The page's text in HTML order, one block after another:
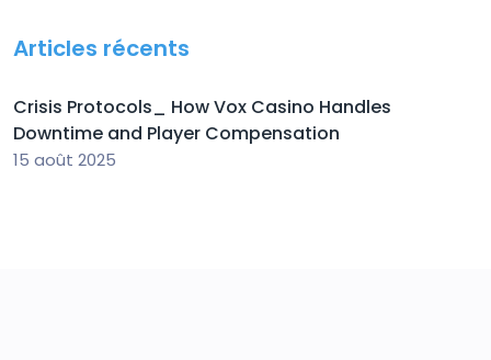
Articles récents
Crisis Protocols_ How Vox Casino Handles
Downtime and Player Compensation
15 août 2025